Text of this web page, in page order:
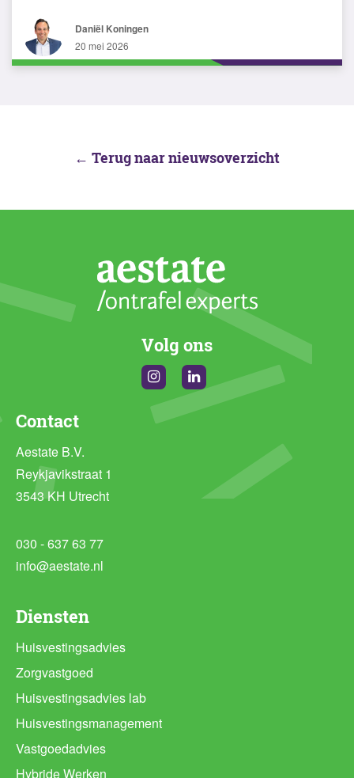
Daniël Koningen
20 mei 2026
← Terug naar nieuwsoverzicht
Volg ons
InstagramLinkedin
Diensten
Huisvestingsadvies
Zorgvastgoed
Huisvestingsadvies lab
Huisvestingsmanagement
Vastgoedadvies
Hybride Werken
Contact
Aestate B.V.
Reykjavikstraat 1
3543 KH Utrecht
030 - 637 63 77
info@aestate.nl